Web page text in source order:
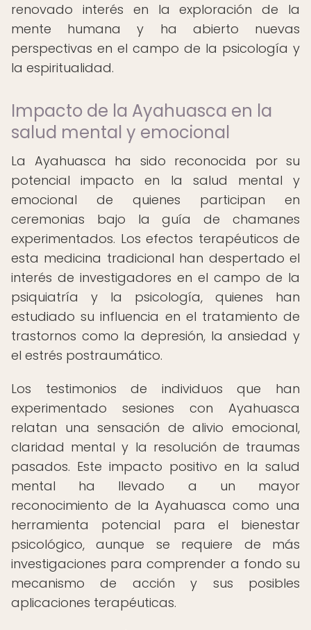
renovado interés en la exploración de la
mente humana y ha abierto nuevas
perspectivas en el campo de la psicología y
la espiritualidad.
Impacto de la Ayahuasca en la
salud mental y emocional
La Ayahuasca ha sido reconocida por su
potencial impacto en la salud mental y
emocional de quienes participan en
ceremonias bajo la guía de chamanes
experimentados. Los efectos terapéuticos de
esta medicina tradicional han despertado el
interés de investigadores en el campo de la
psiquiatría y la psicología, quienes han
estudiado su influencia en el tratamiento de
trastornos como la depresión, la ansiedad y
el estrés postraumático.
Los testimonios de individuos que han
experimentado sesiones con Ayahuasca
relatan una sensación de alivio emocional,
claridad mental y la resolución de traumas
pasados. Este impacto positivo en la salud
mental ha llevado a un mayor
reconocimiento de la Ayahuasca como una
herramienta potencial para el bienestar
psicológico, aunque se requiere de más
investigaciones para comprender a fondo su
mecanismo de acción y sus posibles
aplicaciones terapéuticas.